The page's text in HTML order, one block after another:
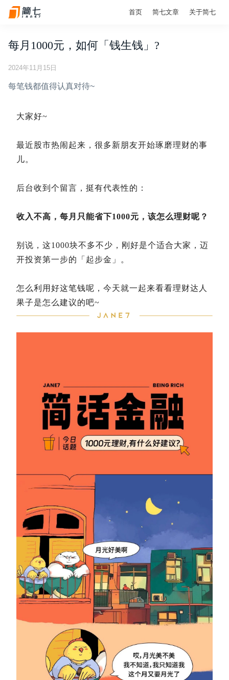
首页 简七文章 关于简七
每月1000元，如何「钱生钱」?
2024年11月15日
每笔钱都值得认真对待~
大家好~
最近股市热闹起来，很多新朋友开始琢磨理财的事
儿。
后台收到个留言，挺有代表性的：
收入不高，每月只能省下1000元，该怎么理财呢？
别说，这1000块不多不少，刚好是个适合大家，迈
开投资第一步的「起步金」。
怎么利用好这笔钱呢，今天就一起来看看理财达人
果子是怎么建议的吧~